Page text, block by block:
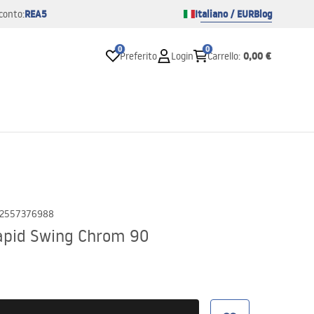
REA5 Italiano / EURBlog
0
Preferito Login
0
Carrello: 0,00 €
Swing Chrom 90